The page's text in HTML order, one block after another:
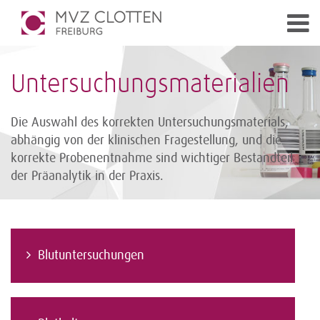
Untersuchungsmaterialien
Die Auswahl des korrekten Untersuchungsmaterials,
abhängig von der klinischen Fragestellung, und die
korrekte Probenentnahme sind wichtiger Bestandteil
der Präanalytik in der Praxis.
Blutuntersuchungen